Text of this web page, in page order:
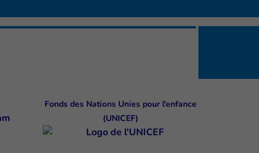
Fonds des Nations Unies pour l'enfance
(UNICEF)